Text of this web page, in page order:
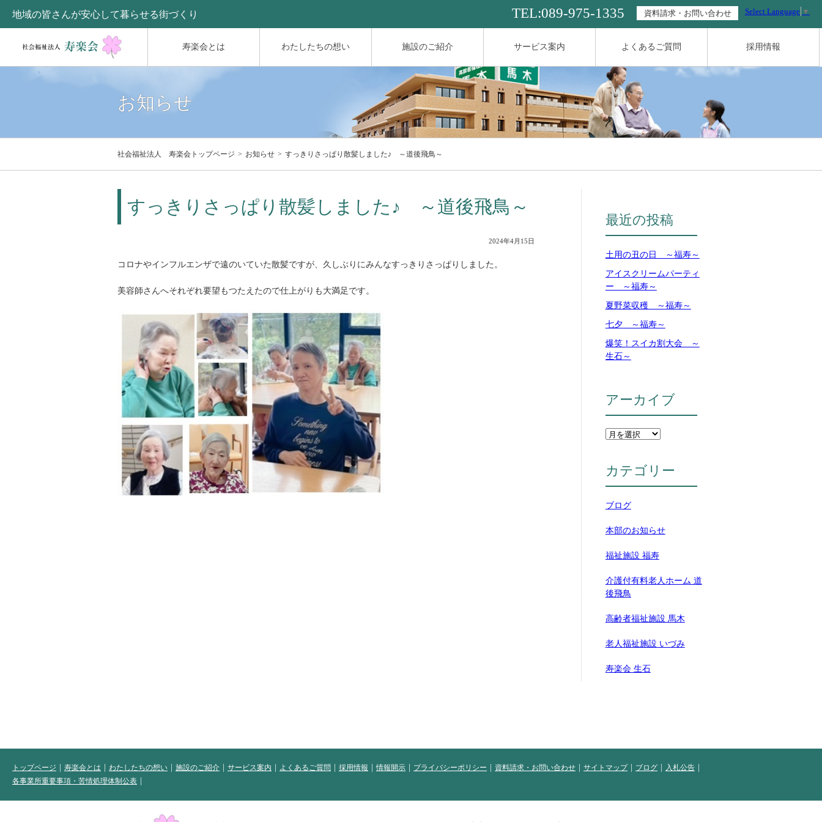
寿楽会とは わたしたちの想い 施設のご紹介 サービス案内 よくあるご質問 採用情報
地域の皆さんが安心して暮らせる街づくり TEL:089-975-1335 資料請求・お問い合わせ Select Language ▼
お知らせ
社会福祉法人 寿楽会トップページ お知らせ すっきりさっぱり散髪しました♪ ～道後飛鳥～
すっきりさっぱり散髪しました♪ ～道後飛鳥～
2024年4月15日
コロナやインフルエンザで遠のいていた散髪ですが、久しぶりにみんなすっきりさっぱりしました。
美容師さんへそれぞれ要望もつたえたので仕上がりも大満足です。
最近の投稿
土用の丑の日 ～福寿～
アイスクリームパーティ
ー ～福寿～
夏野菜収穫 ～福寿～
七夕 ～福寿～
爆笑！スイカ割大会 ～
生石～
アーカイブ
カテゴリー
ブログ
本部のお知らせ
福祉施設 福寿
介護付有料老人ホーム 道
後飛鳥
高齢者福祉施設 馬木
老人福祉施設 いづみ
寿楽会 生石
トップページ 寿楽会とは わたしたちの想い 施設のご紹介 サービス案内 よくあるご質問 採用情報 情報開示 プライバシーポリシー 資料請求・お問い合わせ サイトマップ ブログ
入札公告
各事業所重要事項・苦情処理体制公表